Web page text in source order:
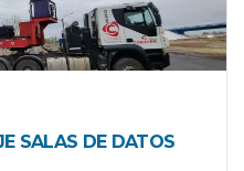
SALAS DE DATOS